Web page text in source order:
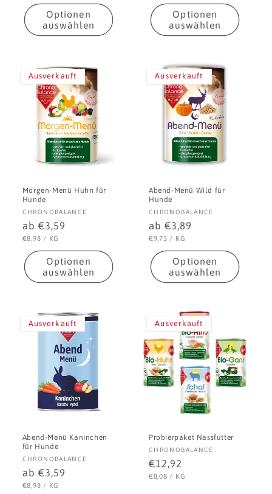
Optionen
auswählen
Optionen
auswählen
Ausverkauft
Morgen-Menü Huhn für
Hunde
Anbieter:
CHRONOBALANCE
Normaler
Preis
ab €3,59
STÜCKPREIS
€8,98 / PRO
KG
Optionen
auswählen
Ausverkauft
Abend-Menü Wild für
Hunde
Anbieter:
CHRONOBALANCE
Normaler
Preis
ab €3,89
STÜCKPREIS
€9,73 / PRO
KG
Optionen
auswählen
Ausverkauft
Abend-Menü Kaninchen
für Hunde
Anbieter:
CHRONOBALANCE
Normaler
Preis
ab €3,59
STÜCKPREIS
€8,98 / PRO
KG
Ausverkauft
Probierpaket Nassfutter
Anbieter:
CHRONOBALANCE
Normaler
Preis
€12,92
STÜCKPREIS
€8,08 / PRO
KG